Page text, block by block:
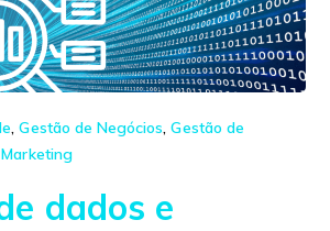
,Gestão de Negócios,Gestão de
dados e